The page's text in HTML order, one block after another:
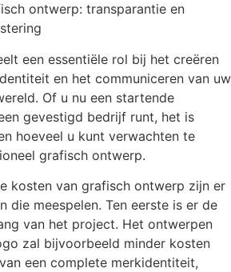
ontwerp: transparantie en
een essentiële rol bij het creëren
en het communiceren van uw
Of u nu een startende
gevestigd bedrijf runt, het is
hoeveel u kunt verwachten te
grafisch ontwerp.
kosten van grafisch ontwerp zijn er
die meespelen. Ten eerste is er de
van het project. Het ontwerpen
zal bijvoorbeeld minder kosten
een complete merkidentiteit,